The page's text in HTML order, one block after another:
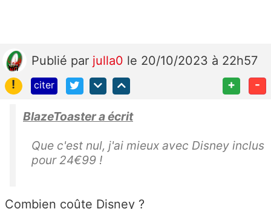
Publié par julla0 le 20/10/2023 à 22h57
!
citer + -
BlazeToaster a écrit
Que c'est nul, j'ai mieux avec Disney inclus
pour 24€99 !
Combien coûte Disney ?